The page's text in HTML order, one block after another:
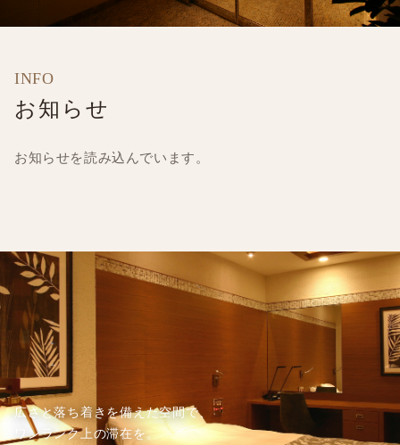
INFO
お知らせ
お知らせを読み込んでいます。
広さと落ち着きを備えた空間で、
ワンランク上の滞在を。